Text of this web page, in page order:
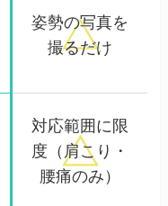
姿勢の写真を
撮るだけ
対応範囲に限
度 （肩こり・
腰痛のみ）